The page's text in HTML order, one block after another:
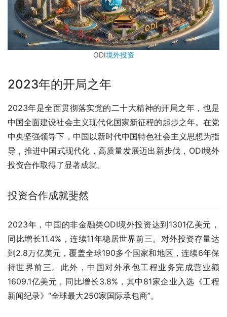
ODI境外投资
2023年的开局之年
2023年是全面贯彻落实党的二十大精神的开局之年，也是
中国全面建设社会主义现代化国家新征程的起步之年。在党
中央坚强领导下，中国以新时代中国特色社会主义思想为指
导，推进中国式现代化，高质量发展迈出新步伐，ODI境外
投资合作取得了显著成就。
投资合作成就斐然
2023年，中国的非金融类ODI境外投资达到1301亿美元，
同比增长11.4%，连续11年稳居世界前三。对外投资存量达
到2.8万亿美元，覆盖全球190多个国家和地区，连续6年保
持世界前三。此外，中国对外承包工程业务完成营业额
1609.1亿美元，同比增长3.8%，其中81家企业入选《工程
新闻纪录》“全球最大250家国际承包商”。